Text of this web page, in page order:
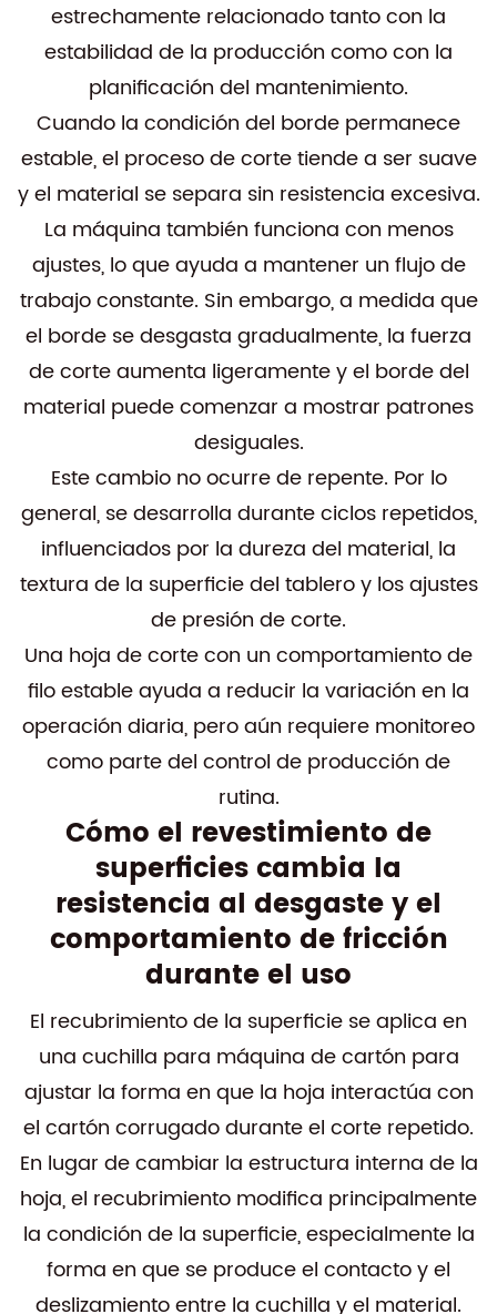
estrechamente relacionado tanto con la
estabilidad de la producción como con la
planificación del mantenimiento.
Cuando la condición del borde permanece
estable, el proceso de corte tiende a ser suave
y el material se separa sin resistencia excesiva.
La máquina también funciona con menos
ajustes, lo que ayuda a mantener un flujo de
trabajo constante. Sin embargo, a medida que
el borde se desgasta gradualmente, la fuerza
de corte aumenta ligeramente y el borde del
material puede comenzar a mostrar patrones
desiguales.
Este cambio no ocurre de repente. Por lo
general, se desarrolla durante ciclos repetidos,
influenciados por la dureza del material, la
textura de la superficie del tablero y los ajustes
de presión de corte.
Una hoja de corte con un comportamiento de
filo estable ayuda a reducir la variación en la
operación diaria, pero aún requiere monitoreo
como parte del control de producción de
rutina.
Cómo el revestimiento de
superficies cambia la
resistencia al desgaste y el
comportamiento de fricción
durante el uso
El recubrimiento de la superficie se aplica en
una cuchilla para máquina de cartón para
ajustar la forma en que la hoja interactúa con
el cartón corrugado durante el corte repetido.
En lugar de cambiar la estructura interna de la
hoja, el recubrimiento modifica principalmente
la condición de la superficie, especialmente la
forma en que se produce el contacto y el
deslizamiento entre la cuchilla y el material.